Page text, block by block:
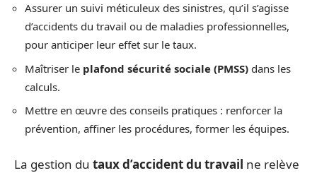
Assurer un suivi méticuleux des sinistres, qu’il s’agisse
d’accidents du travail ou de maladies professionnelles,
pour anticiper leur effet sur le taux.
Maîtriser le plafond sécurité sociale (PMSS) dans les
calculs.
Mettre en œuvre des conseils pratiques : renforcer la
prévention, affiner les procédures, former les équipes.
La gestion du taux d’accident du travail ne relève